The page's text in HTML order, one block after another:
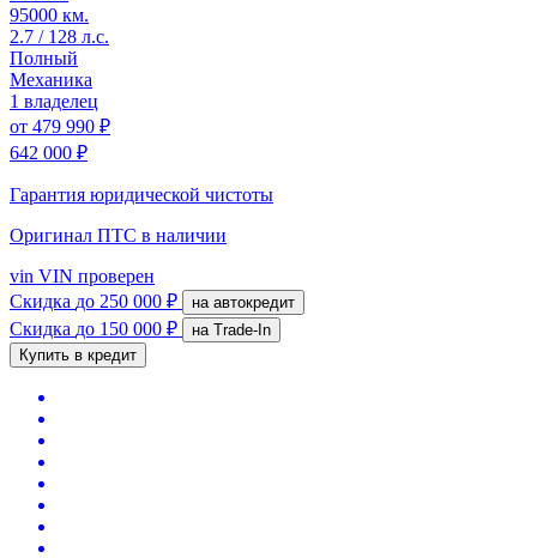
95000 км.
2.7 / 128 л.с.
Полный
Механика
1 владелец
от 479 990 ₽
642 000 ₽
Гарантия юридической чистоты
Оригинал ПТС в наличии
vin VIN проверен
Скидка до 250 000 ₽ на автокредит
Скидка до 150 000 ₽
на Trade-In
Купить в кредит